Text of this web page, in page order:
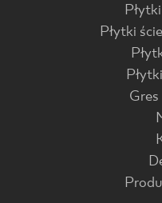
Płytki